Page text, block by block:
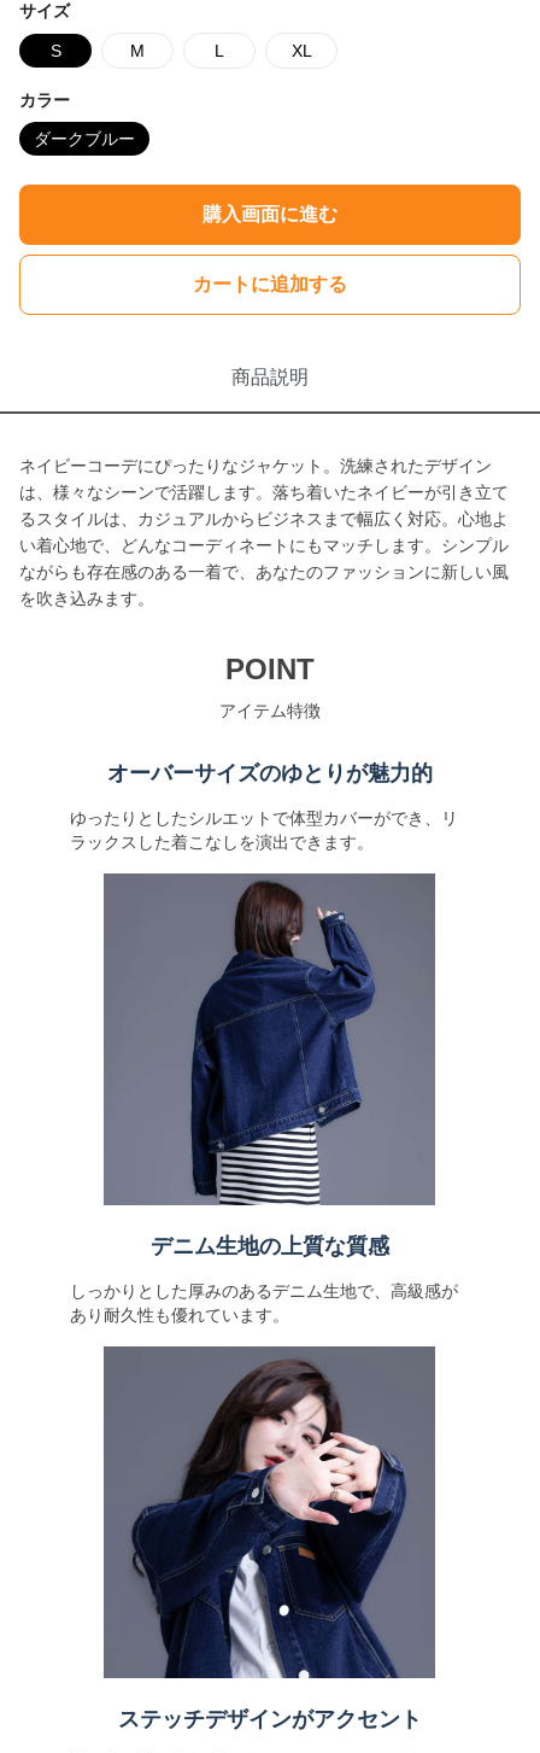
サイズ
S M L XL
カラー
ダークブルー
購入画面に進む
カートに追加する
商品説明
ネイビーコーデにぴったりなジャケット。洗練されたデザイン
は、様々なシーンで活躍します。落ち着いたネイビーが引き立て
るスタイルは、カジュアルからビジネスまで幅広く対応。心地よ
い着心地で、どんなコーディネートにもマッチします。シンプル
ながらも存在感のある一着で、あなたのファッションに新しい風
を吹き込みます。
POINT
アイテム特徴
オーバーサイズのゆとりが魅力的
ゆったりとしたシルエットで体型カバーができ、リ
ラックスした着こなしを演出できます。
デニム生地の上質な質感
しっかりとした厚みのあるデニム生地で、高級感が
あり耐久性も優れています。
ステッチデザインがアクセント